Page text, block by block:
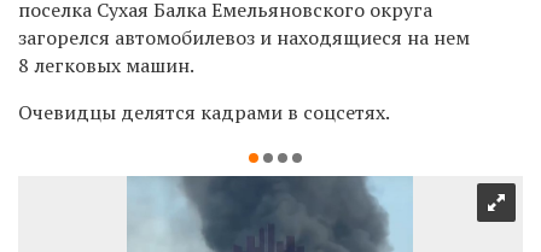
поселка Сухая Балка Емельяновского округа
загорелся автомобилевоз и находящиеся на нем
8 легковых машин.
Очевидцы делятся кадрами в соцсетях.